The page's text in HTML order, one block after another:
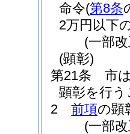
命令(第8条
2万円以下
(一部
(顕彰)
第21条
市
顕彰を行
2
前項の顕
(一部